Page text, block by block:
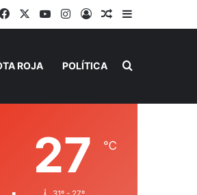
FacebookYouTubeInstagram
AccesoPublicación al
Barra lateral
ROJA POLÍTICA Buscar por
27 ℃